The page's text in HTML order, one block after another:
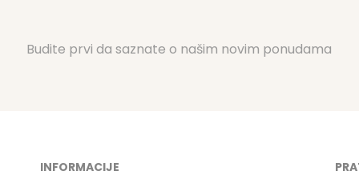
Budite prvi da saznate o našim novim ponudama
INFORMACIJE